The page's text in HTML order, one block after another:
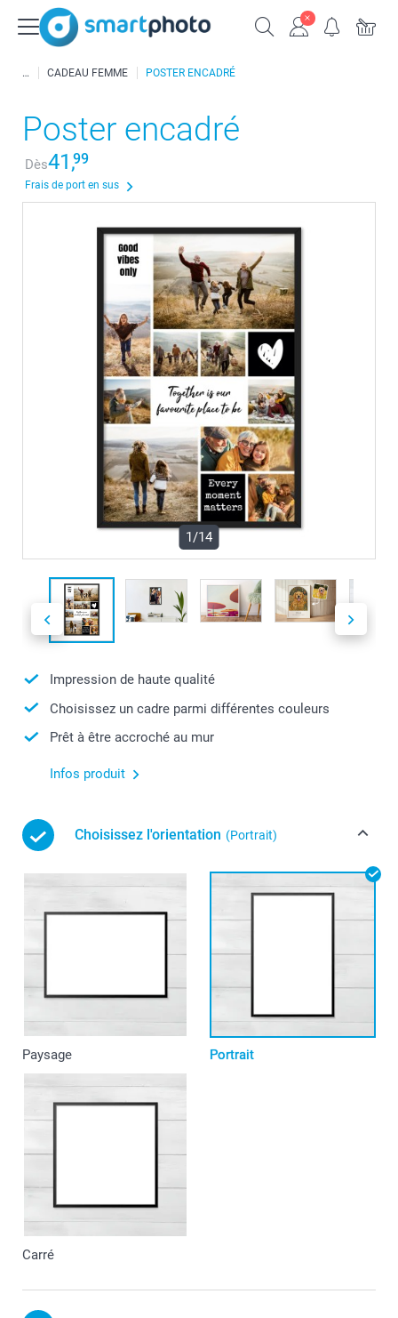
CADEAU FEMME POSTER ENCADRÉ
Poster encadré
Dès41,99
Frais de port en sus
1/14
Impression de haute qualité
Choisissez un cadre parmi différentes couleurs
Prêt à être accroché au mur
Infos produit
Choisissez l'orientation (Portrait)
Paysage Portrait
Carré